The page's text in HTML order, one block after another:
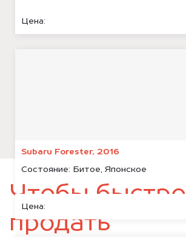
Цена:
Subaru Forester, 2016
Состояние: Битое, Японское
Цена:
Чтобы быстро
продать